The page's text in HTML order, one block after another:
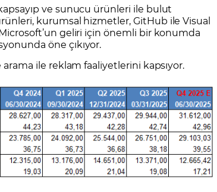
ve sunucu ürünleri ile bulut
kurumsal hizmetler, GitHub ile Visual
geliri için önemli bir konumda
öne çıkıyor.
ile reklam faaliyetlerini kapsıyor.